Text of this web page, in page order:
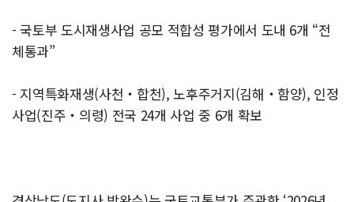
- 국토부 도시재생사업 공모 적합성 평가에서 도내 6개 “전
체통과”
- 지역특화재생(사천‧합천), 노후주거지(김해‧함양), 인정
사업(진주‧의령) 전국 24개 사업 중 6개 확보